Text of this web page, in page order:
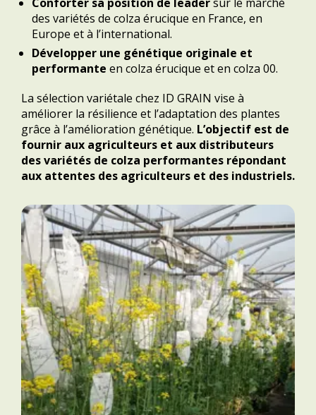
des variétés de colza érucique en France, en
Europe et à l’international.
Développer une génétique originale et
performante en colza érucique et en colza 00.
La sélection variétale chez ID GRAIN vise à
améliorer la résilience et l’adaptation des plantes
grâce à l’amélioration génétique. L’objectif est de
fournir aux agriculteurs et aux distributeurs
des variétés de colza performantes répondant
aux attentes des agriculteurs et des industriels.